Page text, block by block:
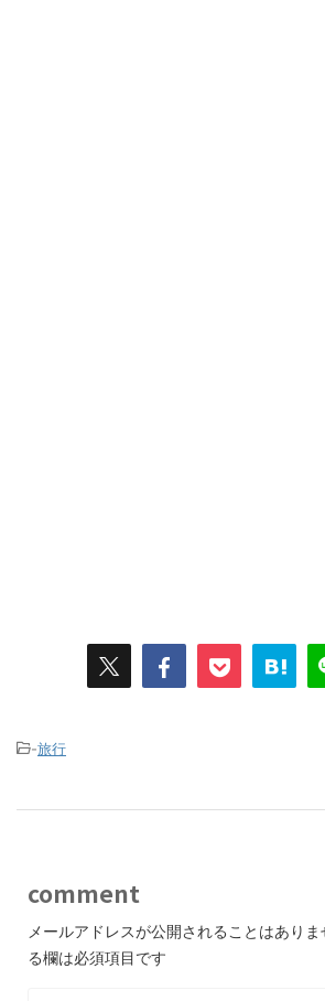
-旅行
comment
メールアドレスが公開されることはありま
る欄は必須項目です